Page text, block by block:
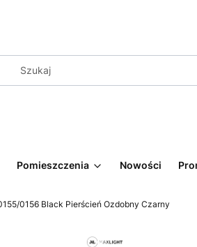
Pomieszczenia Nowości
0156 Black Pierścień Ozdobny Czarny